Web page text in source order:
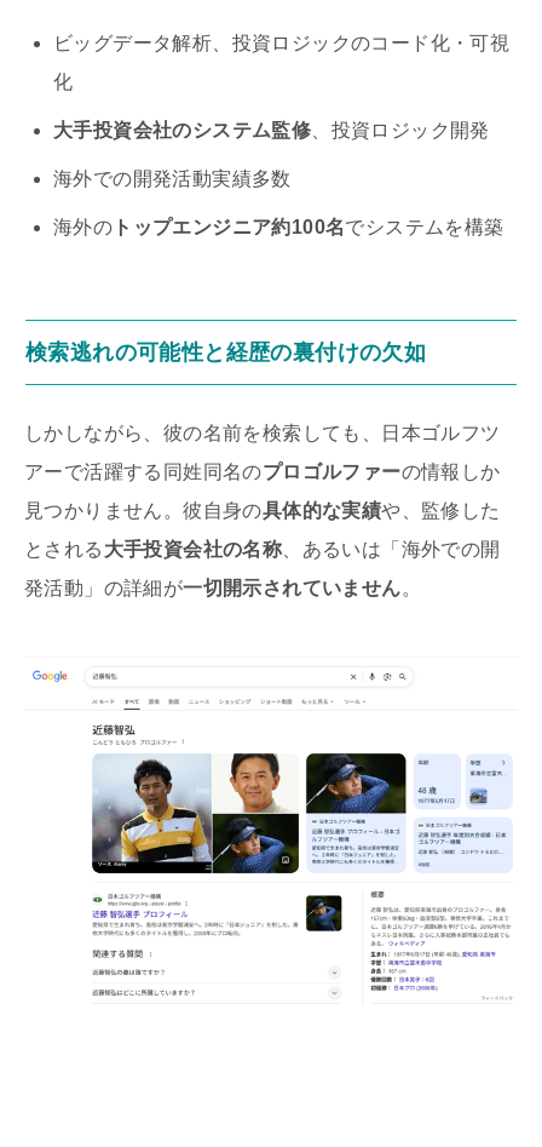
ビッグデータ解析、投資ロジックのコード化・可視
化
大手投資会社のシステム監修 、投資ロジック開発
海外での開発活動実績多数
海外の トップエンジニア約100名でシステムを構築
検索逃れの可能性と経歴の裏付けの欠如
しかしながら、彼の名前を検索しても、日本ゴルフツ
アーで活躍する同姓同名のプロゴルファーの情報しか
見つかりません。彼自身の具体的な実績や、監修した
とされる 大手投資会社の名称 、あるいは「海外での開
発活動」の詳細が一切開示されていません。